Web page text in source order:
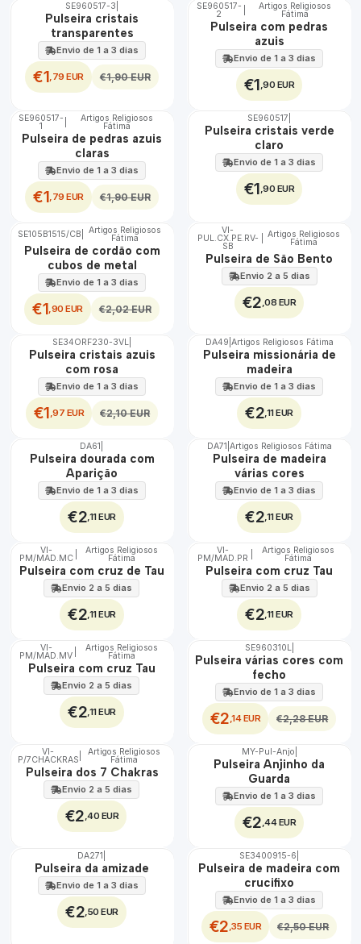
DESCONTO
SE960517-3
Pulseira cristais
transparentes
Envio de 1 a 3 dias
€1 ,79 EUR €1,90 EUR
Não Disponível
SE960517-
2
Artigos Religiosos
Fátima
Pulseira com pedras
azuis
Envio de 1 a 3 dias
€1 ,90 EUR
DESCONTO
SE960517-
1
Artigos Religiosos
Fátima
Pulseira de pedras azuis
claras
Envio de 1 a 3 dias
€1 ,79 EUR €1,90 EUR
SE960517
Pulseira cristais verde
claro
Envio de 1 a 3 dias
€1 ,90 EUR
DESCONTO
SE105B1515/CB Artigos Religiosos
Fátima
Pulseira de cordão com
cubos de metal
Envio de 1 a 3 dias
€1 ,90 EUR €2,02 EUR
VI-
PUL.CX.PE.RV-
SB
Artigos Religiosos
Fátima
Pulseira de São Bento
Envio 2 a 5 dias
€2 ,08 EUR
DESCONTO
SE34ORF230-3VL|
Pulseira cristais azuis
com rosa
Envio de 1 a 3 dias
€1 ,97 EUR €2,10 EUR
DA49 Artigos Religiosos Fátima
Pulseira missionária de
madeira
Envio de 1 a 3 dias
€2,11 EUR
Não Disponível
DA61
Pulseira dourada com
Aparição
Envio de 1 a 3 dias
€2,11 EUR
DA71 Artigos Religiosos Fátima
Pulseira de madeira
várias cores
Envio de 1 a 3 dias
€2,11 EUR
VI-
PM/MAD.MC
Artigos Religiosos
Fátima
Pulseira com cruz de Tau
Envio 2 a 5 dias
€2,11 EUR
VI-
PM/MAD.PR
Artigos Religiosos
Fátima
Pulseira com cruz Tau
Envio 2 a 5 dias
€2,11 EUR
VI-
PM/MAD.MV
Artigos Religiosos
Fátima
Pulseira com cruz Tau
Envio 2 a 5 dias
€2,11 EUR
DESCONTO
SE960310L|
Pulseira várias cores com
fecho
Envio de 1 a 3 dias
€2 ,14 EUR €2,28 EUR
VI-
P/7CHACKRAS
Artigos Religiosos
Fátima
Pulseira dos 7 Chakras
Envio 2 a 5 dias
€2 ,40 EUR
MY-Pul-Anjo
Pulseira Anjinho da
Guarda
Envio de 1 a 3 dias
€2 ,44 EUR
DA271
Pulseira da amizade
Envio de 1 a 3 dias
€2 ,50 EUR
DESCONTO
SE3400915-6
Pulseira de madeira com
crucifixo
Envio de 1 a 3 dias
€2 ,35 EUR €2,50 EUR